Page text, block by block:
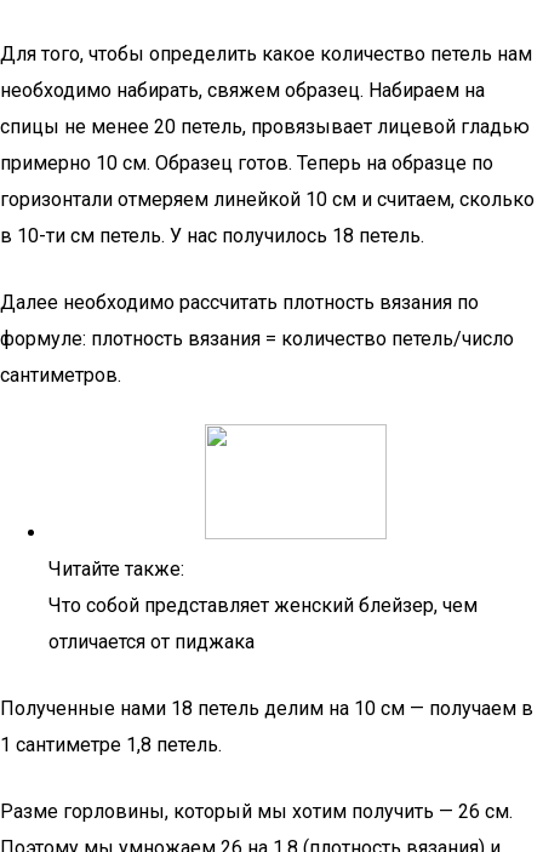
Для того, чтобы определить какое количество петель нам
необходимо набирать, свяжем образец. Набираем на
спицы не менее 20 петель, провязывает лицевой гладью
примерно 10 см. Образец готов. Теперь на образце по
горизонтали отмеряем линейкой 10 см и считаем, сколько
в 10-ти см петель. У нас получилось 18 петель.
Далее необходимо рассчитать плотность вязания по
формуле: плотность вязания = количество петель/число
сантиметров.
Читайте также:
Что собой представляет женский блейзер, чем
отличается от пиджака
Полученные нами 18 петель делим на 10 см — получаем в
1 сантиметре 1,8 петель.
Разме горловины, который мы хотим получить — 26 см.